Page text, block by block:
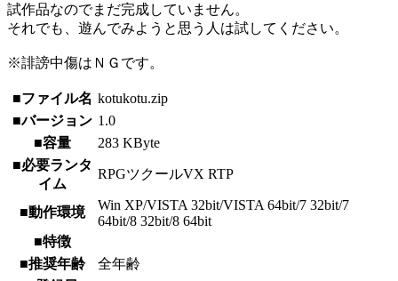
試作品なのでまだ完成していません。
それでも、遊んでみようと思う人は試してください。
※誹謗中傷はＮＧです。
■ファイル名 kotukotu.zip
■バージョン 1.0
■容量
283 KByte
■必要ランタ
イム
RPGツクールVX RTP
■動作環境
Win XP/VISTA 32bit/VISTA 64bit/7 32bit/7
64bit/8 32bit/8 64bit
■特徴
■推奨年齢
全年齢